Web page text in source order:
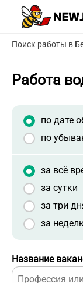
Поиск работы в
Работа
Название
по дате
по
за всё
за сутки
за три
за